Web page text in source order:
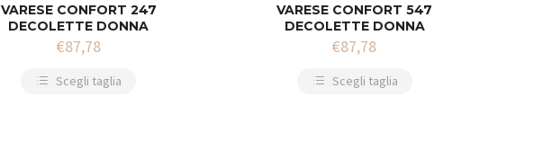
VARESE CONFORT 247
DECOLETTE DONNA
€87,78
Scegli taglia
VARESE CONFORT 547
DECOLETTE DONNA
€87,78
Scegli taglia